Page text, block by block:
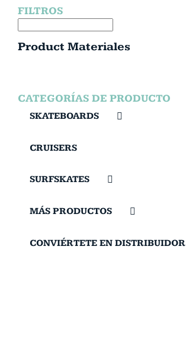
FILTROS
Product Materiales
CATEGORÍAS DE PRODUCTO
SKATEBOARDS
CRUISERS
SURFSKATES
MÁS PRODUCTOS
CONVIÉRTETE EN DISTRIBUIDOR